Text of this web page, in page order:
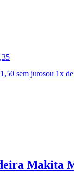
,35
sem jurosou 1x de
Makita